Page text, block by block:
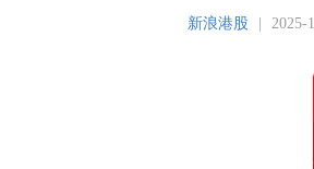
新浪港股 2025-